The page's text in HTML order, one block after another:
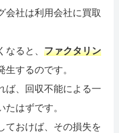
会社は利用会社に買取
ると、 ファクタリン
生するのです。
ば、回収不能による一
はずです。
ておけば、その損失を